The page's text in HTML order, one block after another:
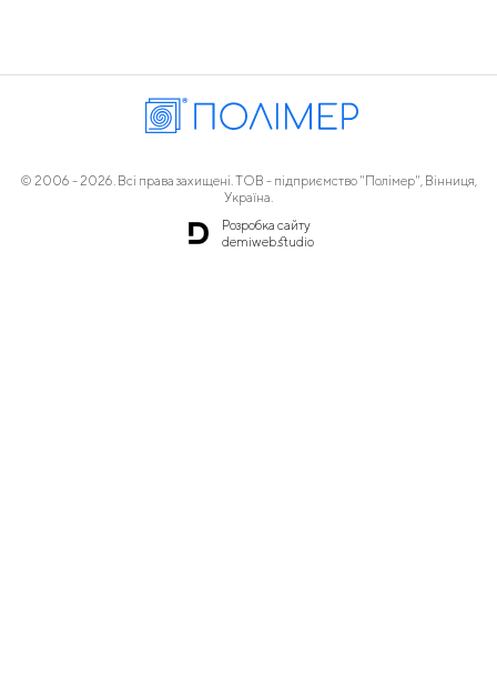
© 2006 - 2026. Всі права захищені. ТОВ - підприємство "Полімер", Вінниця,
Україна.
Розробка сайту
demiweb.studio